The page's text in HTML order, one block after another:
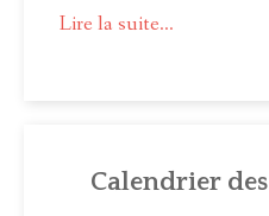
Lire la suite...
Calendrier